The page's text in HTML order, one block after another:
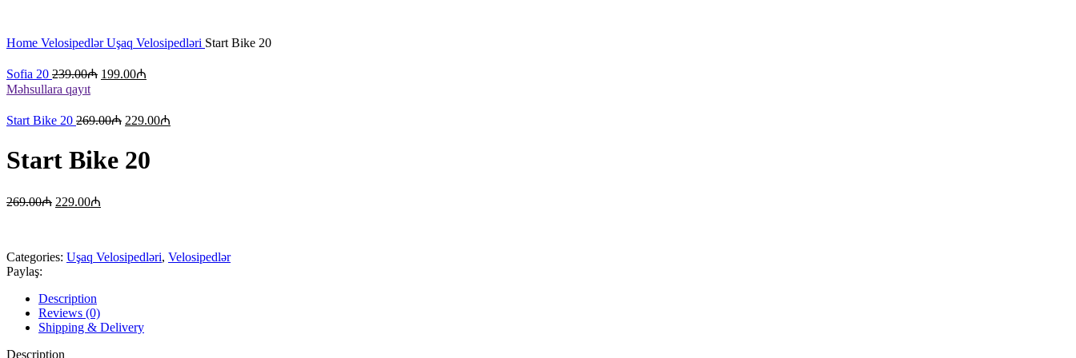
Home VelosipedlərUşaq Velosipedləri Start Bike 20
Sofia 20 239.00₼ 199.00₼
Məhsullara qayıt
Start Bike 20 269.00₼ 229.00₼
Start Bike 20
269.00₼ 229.00₼
Categories: Uşaq Velosipedləri, Velosipedlər
Paylaş:
Description
Reviews (0)
Shipping & Delivery
Description